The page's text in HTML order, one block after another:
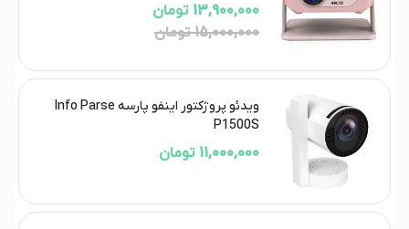
13,900,000 تومان
15,000,000 تومان
ویدئو پروژکتور اینفو پارسه Info Parse
P1500S
11,000,000 تومان